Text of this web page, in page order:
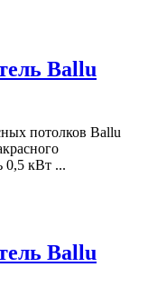
Ballu
потолков Ballu
0,5 кВт ...
Ballu